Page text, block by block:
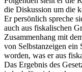
die Diskussion um die
Er persönlich spreche
auch aus fiskalischen
Zusammenhang mit
von Selbstanzeigen ein
worden, was er aus
Das Ergebnis des